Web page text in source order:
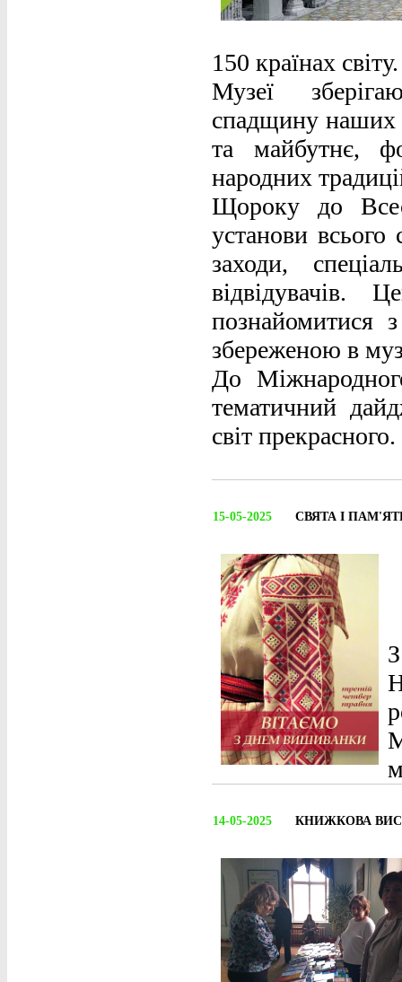
150 країнах світу.
Музеї
спадщину наших
та майбутнє,
народних
Щороку до
установи всього
заходи,
відвідувачів.
познайомитися
збереженою в
До
тематичний
світ прекрасного.
15-05-2025 СВЯТА І
14-05-2025 КНИЖКОВА